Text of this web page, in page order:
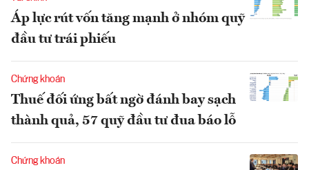
Áp lực rút vốn tăng mạnh ở nhóm quỹ
đầu tư trái phiếu
Chứng khoán
Thuế đối ứng bất ngờ đánh bay sạch
thành quả, 57 quỹ đầu tư đua báo lỗ
Chứng khoán